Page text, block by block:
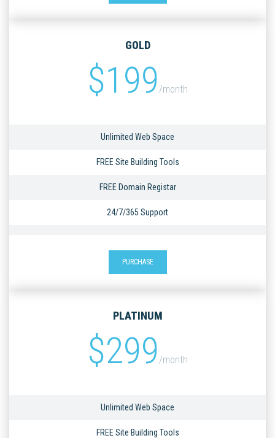
GOLD
$199 /month
Unlimited Web Space
FREE Site Building Tools
FREE Domain Registar
24/7/365 Support
PURCHASE
PLATINUM
$299 /month
Unlimited Web Space
FREE Site Building Tools